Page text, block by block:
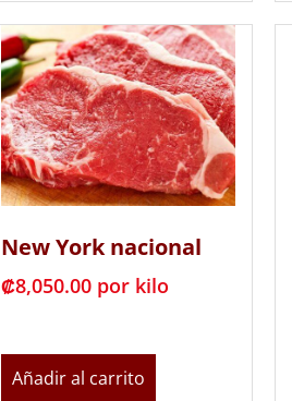
New York nacional
₡8,050.00 por kilo
Añadir al carrito